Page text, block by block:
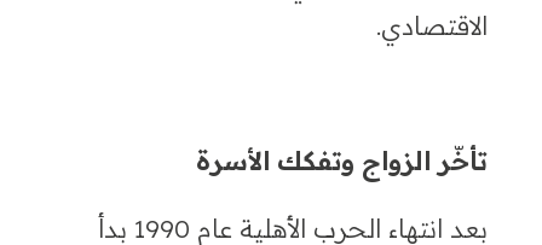
الاقتصادي.
تأخّر الزواج وتفكك الأسرة
بعد انتهاء الحرب الأهلية عام 1990 بدأ